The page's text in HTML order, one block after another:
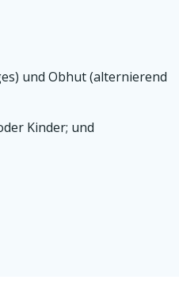
und Obhut (alternierend
Kinder; und